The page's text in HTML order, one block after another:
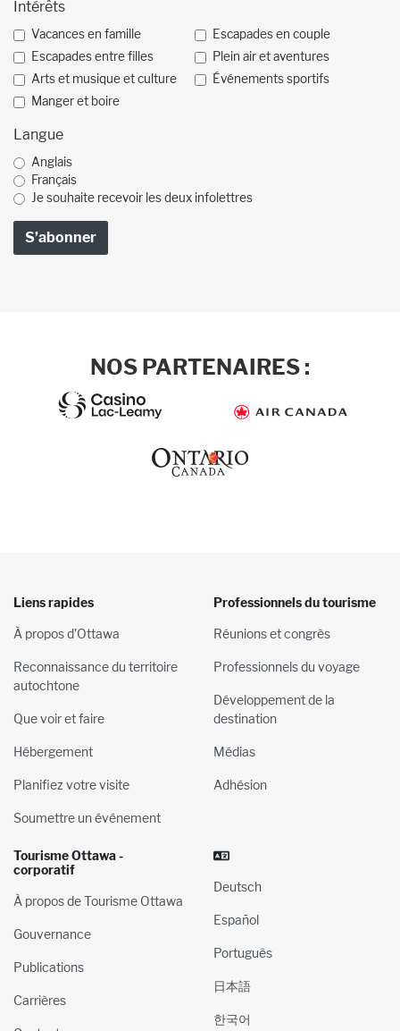
Intérêts
Vacances en famille
Escapades en couple
Escapades entre filles
Plein air et aventures
Arts et musique et culture
Événements sportifs
Manger et boire
Langue
Anglais
Français
Je souhaite recevoir les deux infolettres
NOS PARTENAIRES :
Liens rapides
À propos d’Ottawa
Reconnaissance du territoire
autochtone
Que voir et faire
Hébergement
Planifiez votre visite
Soumettre un événement
Professionnels du tourisme
Réunions et congrès
Professionnels du voyage
Développement de la
destination
Médias
Adhésion
Tourisme Ottawa -
corporatif
À propos de Tourisme Ottawa
Gouvernance
Publications
Carrières
Deutsch
Español
Português
日本語
한국어